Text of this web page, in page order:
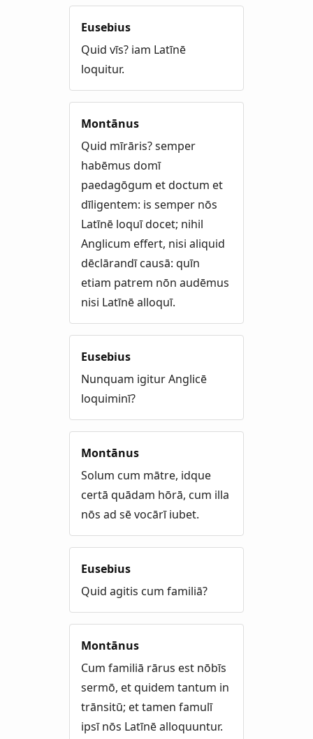
Eusebius
Quid vīs? iam Latīnē
loquitur.
Montānus
Quid mīrāris? semper
habēmus domī
paedagōgum et doctum et
dīligentem: is semper nōs
Latīnē loquī docet; nihil
Anglicum effert, nisi aliquid
dēclārandī causā: quīn
etiam patrem nōn audēmus
nisi Latīnē alloquī.
Eusebius
Nunquam igitur Anglicē
loquiminī?
Montānus
Solum cum mātre, idque
certā quādam hōrā, cum illa
nōs ad sē vocārī iubet.
Eusebius
Quid agitis cum familiā?
Montānus
Cum familiā rārus est nōbīs
sermō, et quidem tantum in
trānsitū; et tamen famulī
ipsī nōs Latīnē alloquuntur.